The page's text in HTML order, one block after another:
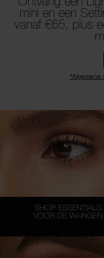
mini en een
vanaf €65, plus
*Algemene
SHOP ESSENTIALS
VOOR DE WANGEN